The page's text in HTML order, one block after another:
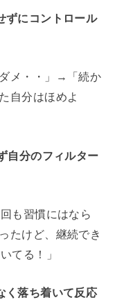
ずにコントロール
メ・・」→「続か
自分はほめよ
自分のフィルター
も習慣にはなら
たけど、継続でき
てる！」
く落ち着いて反応